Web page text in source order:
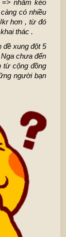
nhằm kéo
có nhiều
hơn , từ đó
thác .
xung đột 5
chưa đến
từ cộng đồng
người bạn